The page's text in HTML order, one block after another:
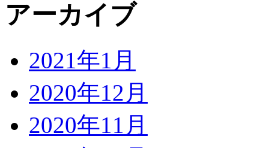
アーカイブ
2021年1月
2020年12月
2020年11月